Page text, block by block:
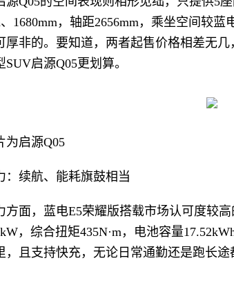
、1680mm，轴距2656mm，乘坐空间较
厚非的。要知道，两者起售价格相差无
SUV启源Q05更划算。
为启源Q05
：续航、能耗旗鼓相当
方面，蓝电E5荣耀版搭载市场认可度较
，综合扭矩435N·m，电池容量
，且支持快充，无论日常通勤还是跑长途